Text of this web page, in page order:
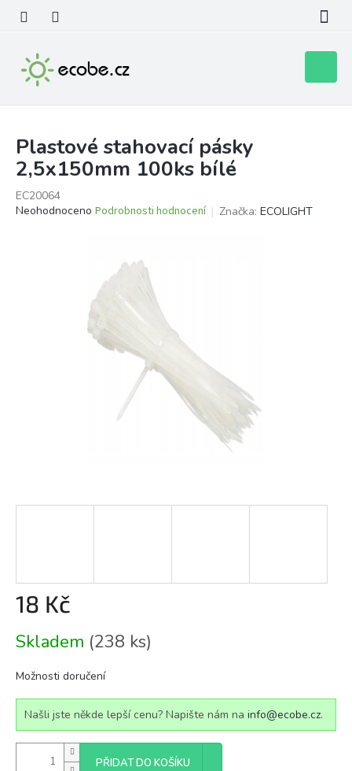
obsah
košík
Plastové stahovací pásky
2,5x150mm 100ks bílé
EC20064
Průměrné
Neohodnoceno Podrobnosti hodnocení Značka: ECOLIGHT
18 Kč
cena:
Skladem (238 ks)
Možnosti doručení
Našli jste někde lepší cenu? Napište nám na info@ecobe.cz.
PŘIDAT DO KOŠÍKU